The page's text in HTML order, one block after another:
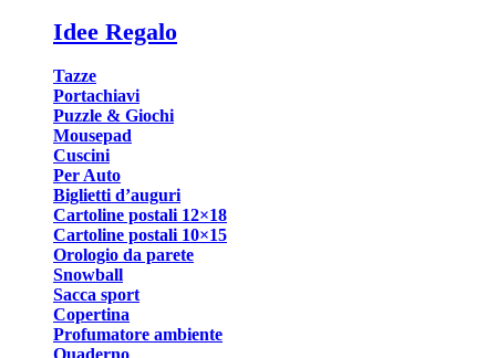
Idee Regalo
Tazze
Portachiavi
Puzzle & Giochi
Mousepad
Cuscini
Per Auto
Biglietti d’auguri
Cartoline postali 12×18
Cartoline postali 10×15
Orologio da parete
Snowball
Sacca sport
Copertina
Profumatore ambiente
Quaderno